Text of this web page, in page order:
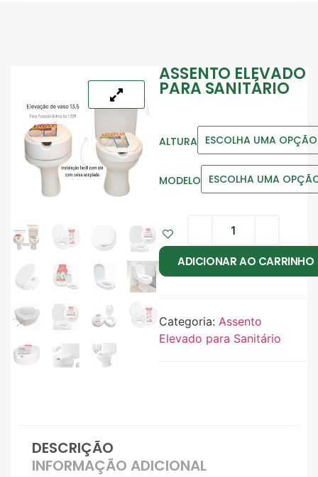
ASSENTO ELEVADO
PARA SANITÁRIO
ALTURA
MODELO
ADICIONAR AO CARRINHO
Categoria: Assento
Elevado para Sanitário
DESCRIÇÃO
INFORMAÇÃO ADICIONAL